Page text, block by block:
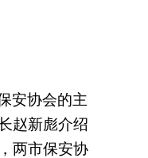
安协会的主
赵新彪介绍
两市保安协